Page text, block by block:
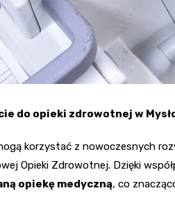
do opieki zdrowotnej w
korzystać z nowoczesnych
Opieki Zdrowotnej. Dzięki
opiekę medyczną, co